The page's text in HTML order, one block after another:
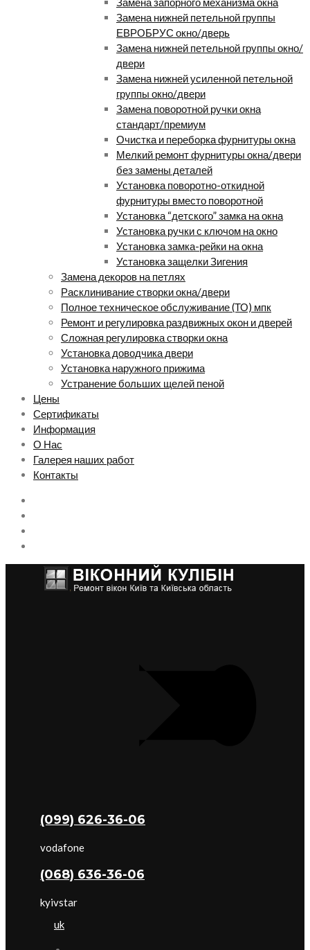
Замена нижней петельной группы
ЕВРОБРУС окно/дверь
Замена нижней петельной группы окно/
двери
Замена нижней усиленной петельной
группы окно/двери
Замена поворотной ручки окна
стандарт/премиум
Очистка и переборка фурнитуры окна
Мелкий ремонт фурнитуры окна/двери
без замены деталей
Установка поворотно-откидной
фурнитуры вместо поворотной
Установка “детского” замка на окна
Установка ручки с ключом на окно
Установка замка-рейки на окна
Установка защелки Зигения
Замена декоров на петлях
Расклинивание створки окна/двери
Полное техническое обслуживание (ТО) мпк
Ремонт и регулировка раздвижных окон и дверей
Сложная регулировка створки окна
Установка доводчика двери
Установка наружного прижима
Устранение больших щелей пеной
Цены
Сертификаты
Информация
О Нас
Галерея наших работ
Контакты
(099) 626-36-06
vodafone
(068) 636-36-06
kyivstar
uk